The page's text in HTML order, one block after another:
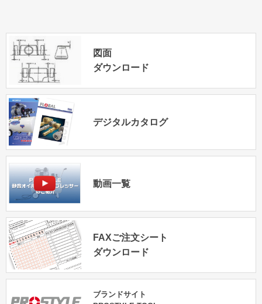
図面
ダウンロード
デジタルカタログ
動画一覧
FAXご注文シート
ダウンロード
ブランドサイト